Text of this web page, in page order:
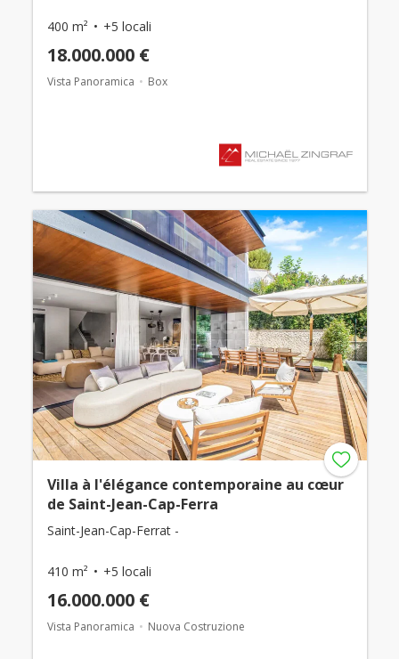
400 m² +5 locali
18.000.000 €
Vista Panoramica Box
Villa à l'élégance contemporaine au cœur
de Saint-Jean-Cap-Ferra
Saint-Jean-Cap-Ferrat -
410 m² +5 locali
16.000.000 €
Vista Panoramica Nuova Costruzione